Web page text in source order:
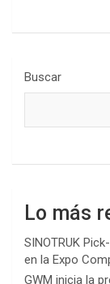
Buscar
Lo más
SINOTRUK
en la Expo
GWM inicia la